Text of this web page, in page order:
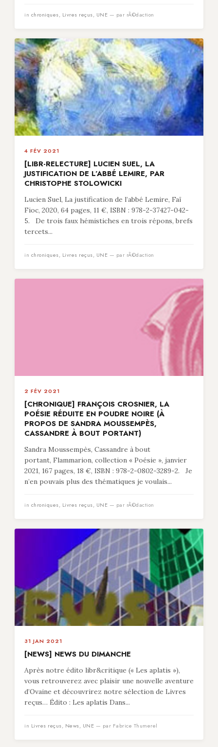
in chroniques, Livres reçus, UNE — par rÃ©daction
4 FÉV 2021
[LIBR-RELECTURE] LUCIEN SUEL, LA
JUSTIFICATION DE L’ABBÉ LEMIRE, PAR
CHRISTOPHE STOLOWICKI
Lucien Suel, La justification de l’abbé Lemire, Faï
Fioc, 2020, 64 pages, 11 €, ISBN : 978-2-37427-042-
5. De trois faux hémistiches en trois répons, brefs
tercets...
in chroniques, Livres reçus, UNE — par rÃ©daction
2 FÉV 2021
[CHRONIQUE] FRANÇOIS CROSNIER, LA
POÉSIE RÉDUITE EN POUDRE NOIRE (À
PROPOS DE SANDRA MOUSSEMPÈS,
CASSANDRE À BOUT PORTANT)
Sandra Moussempès, Cassandre à bout
portant, Flammarion, collection « Poésie », janvier
2021, 167 pages, 18 €, ISBN : 978-2-0802-3289-2. Je
n’en pouvais plus des thématiques je voulais...
in chroniques, Livres reçus, UNE — par rÃ©daction
31 JAN 2021
[NEWS] NEWS DU DIMANCHE
Après notre édito libr&critique (« Les aplatis »),
vous retrouverez avec plaisir une nouvelle aventure
d’Ovaine et découvrirez notre sélection de Livres
reçus… Édito : Les aplatis Dans...
in Livres reçus, News, UNE — par Fabrice Thumerel